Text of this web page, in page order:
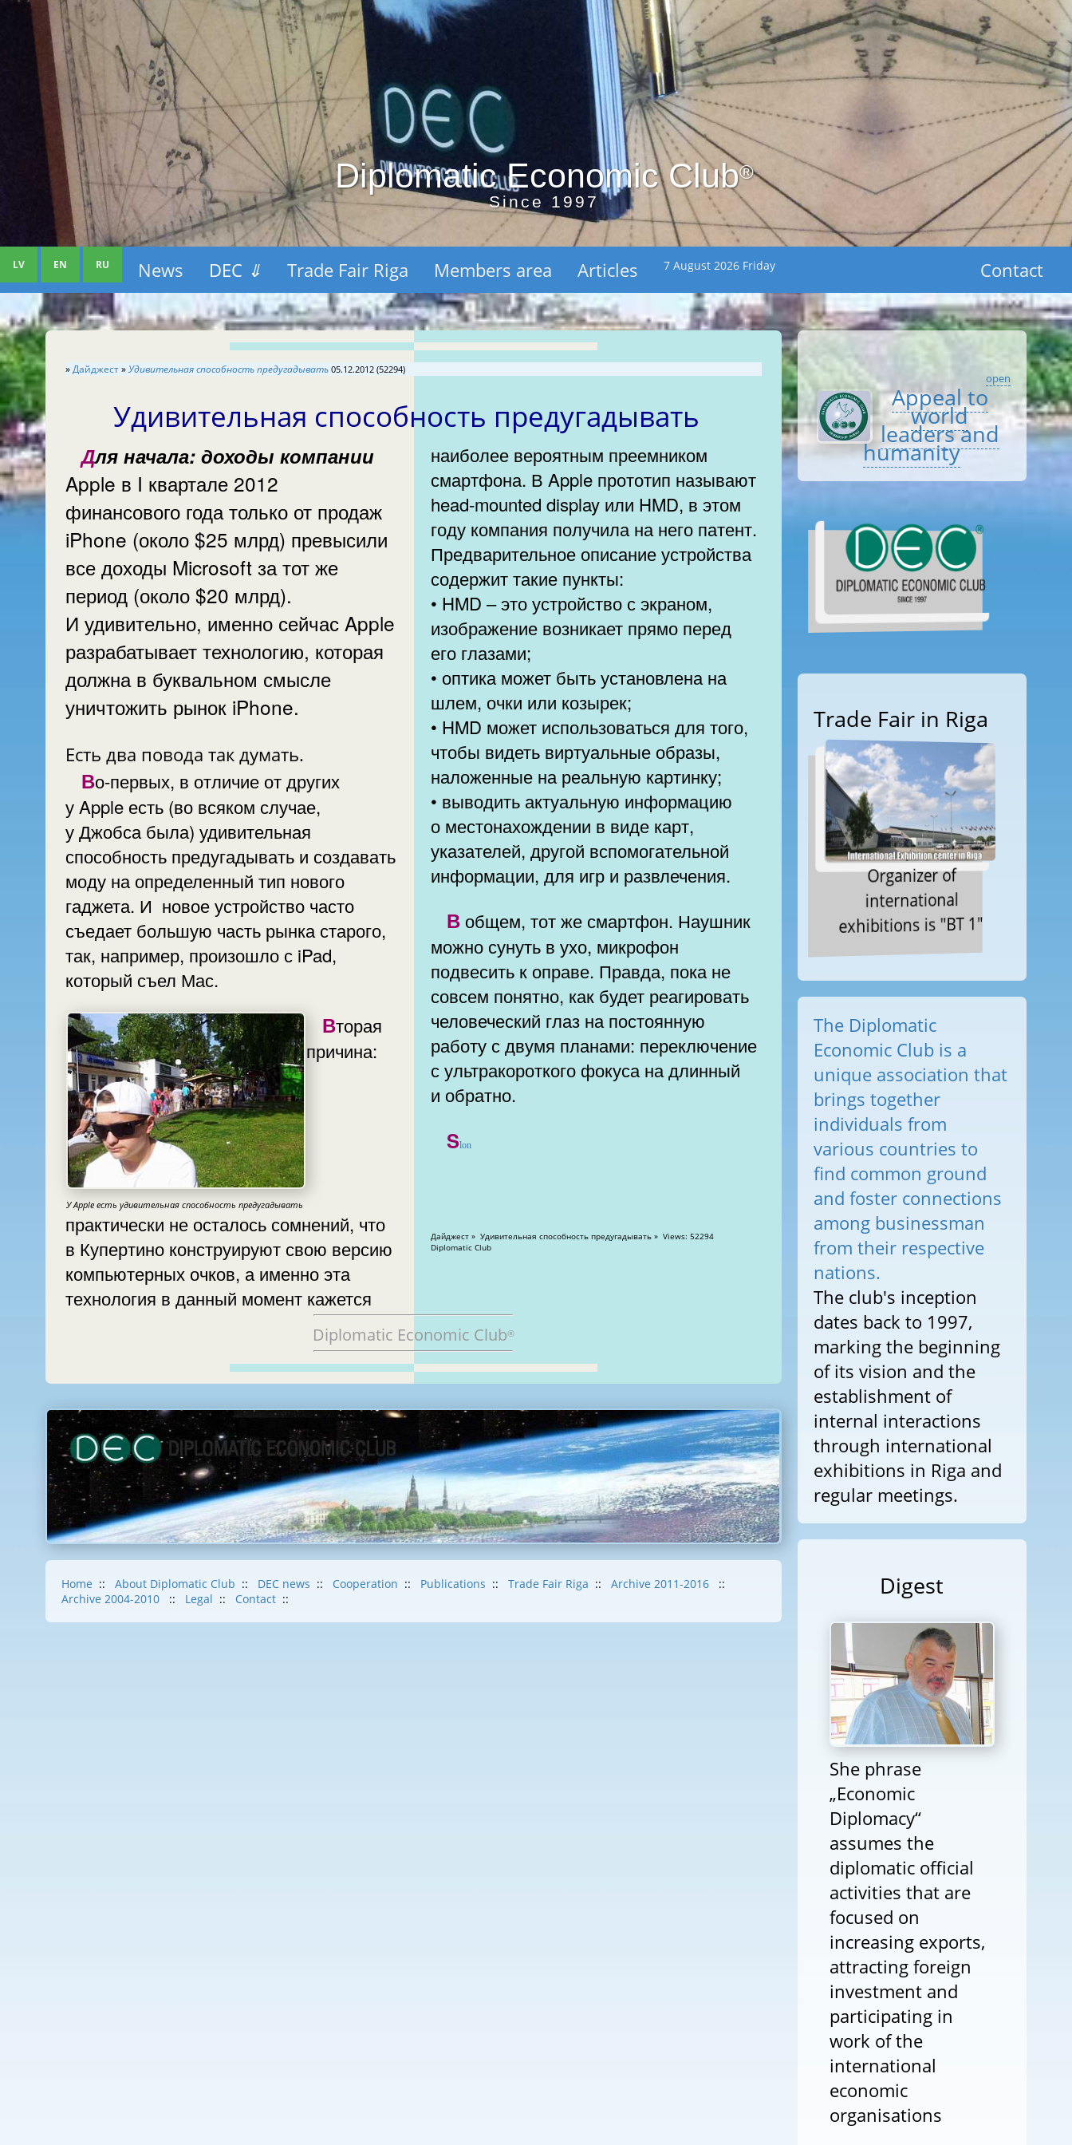
Diplomatic Economic Club®
Since 1997
LV EN RU News DEC ⇓ Trade Fair Riga Members area Articles 7 August 2026 Friday Contact
»Дайджест»Удивительная способность предугадывать 05.12.2012 (52294)
Удивительная способность предугадывать
Для начала: доходы компании
Apple в I квартале 2012
финансового года только от продаж
iPhone (около $25 млрд) превысили
все доходы Microsoft за тот же
период (около $20 млрд).
И удивительно, именно сейчас Apple
разрабатывает технологию, которая
должна в буквальном смысле
уничтожить рынок iPhone.
Есть два повода так думать.
Во-первых, в отличие от других
у Apple есть (во всяком случае,
у Джобса была) удивительная
способность предугадывать и создавать
моду на определенный тип нового
гаджета. И новое устройство часто
съедает большую часть рынка старого,
так, например, произошло с iPad,
который съел Мас.
У Apple есть удивительная способность предугадывать
Вторая
причина:
практически не осталось сомнений, что
в Купертино конструируют свою версию
компьютерных очков, а именно эта
технология в данный момент кажется
наиболее вероятным преемником
смартфона. В Apple прототип называют
head-mounted display или HMD, в этом
году компания получила на него патент.
Предварительное описание устройства
содержит такие пункты:
• HMD – это устройство с экраном,
изображение возникает прямо перед
его глазами;
• оптика может быть установлена на
шлем, очки или козырек;
• HMD может использоваться для того,
чтобы видеть виртуальные образы,
наложенные на реальную картинку;
• выводить актуальную информацию
о местонахождении в виде карт,
указателей, другой вспомогательной
информации, для игр и развлечения.
В общем, тот же смартфон. Наушник
можно сунуть в ухо, микрофон
подвесить к оправе. Правда, пока не
совсем понятно, как будет реагировать
человеческий глаз на постоянную
работу с двумя планами: переключение
с ультракороткого фокуса на длинный
и обратно.
Slon
Дайджест » Удивительная способность предугадывать » Views: 52294
Diplomatic Club
Diplomatic Economic Club®
Home :: About Diplomatic Club :: DEC news :: Cooperation :: Publications :: Trade Fair Riga :: Archive 2011-2016
::
Archive 2004-2010
:: Legal :: Contact ::
open
Appeal to
world
leaders and
humanity
Trade Fair in Riga
Organizer of
international
exhibitions is "BT 1"
The Diplomatic
Economic Club is a
unique association that
brings together
individuals from
various countries to
find common ground
and foster connections
among businessman
from their respective
nations.
The club's inception
dates back to 1997,
marking the beginning
of its vision and the
establishment of
internal interactions
through international
exhibitions in Riga and
regular meetings.
Digest
She phrase
„Economic
Diplomacy“
assumes the
diplomatic official
activities that are
focused on
increasing exports,
attracting foreign
investment and
participating in
work of the
international
economic
organisations